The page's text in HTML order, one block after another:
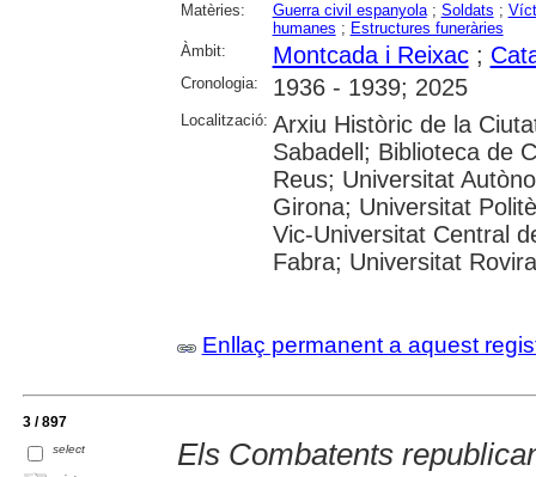
Matèries: Guerra civil espanyola; Soldats ;
humanes ; Estructures funeràries
Àmbit:
Montcada i Reixac;
Cronologia: 1936 - 1939; 2025
Localització: Arxiu Històric de la
Sabadell; Biblioteca de
Reus; Universitat
Girona; Universitat
Vic-Universitat Central
Fabra; Universitat
Enllaç permanent a aquest
3 / 897
select Els Combatents